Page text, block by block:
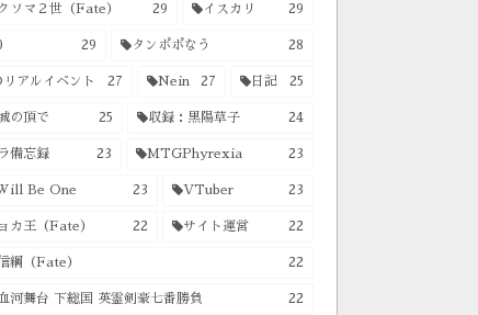
ソマ２世（Fate） 29 イスカリ 29
29 タンポポなう 28
アルイベント 27 Nein 27 日記 25
の頂で 25 収録：黒陽草子 24
備忘録 23 MTGPhyrexia 23
Be One 23 VTuber 23
カ王（Fate） 22 サイト運営 22
綱（Fate） 22
河舞台 下総国 英霊剣豪七番勝負 22